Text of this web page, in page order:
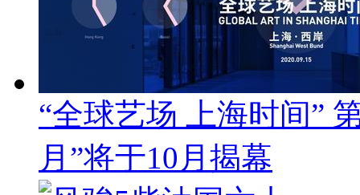
“全球艺场 上海时间”
月”将于10月揭幕